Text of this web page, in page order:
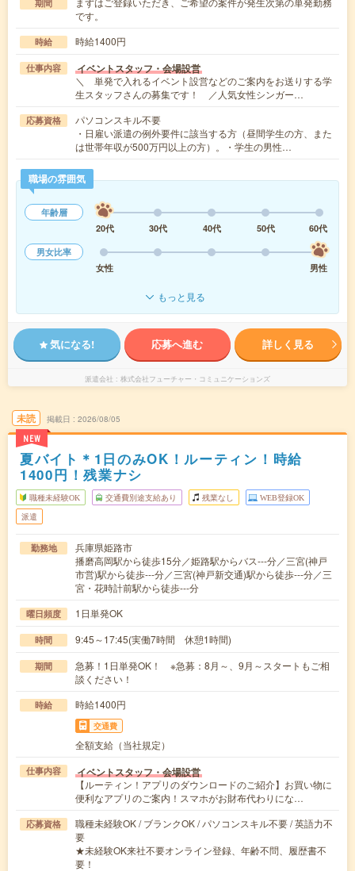
期間
です。
時給 時給1400円
仕事内容 イベントスタッフ・会場設営
＼ 単発で入れるイベント設営などのご案内をお送りする学
生スタッフさんの募集です！ ／人気女性シンガー…
応募資格
パソコンスキル不要
・日雇い派遣の例外要件に該当する方（昼間学生の方、また
は世帯年収が500万円以上の方）。・学生の男性…
職場の雰囲気
年齢層
20代
30代 40代 50代
60代
男女比率
女性
男性
もっと見る
気になる! 応募へ進む 詳しく見る
派遣会社 株式会社フューチャー・コミュニケーションズ
未読
NEW
掲載日 2026/08/05
夏バイト＊1日のみOK！ルーティン！時給
1400円！残業ナシ
職種未経験OK 交通費別途支給あり 残業なし WEB登録OK
派遣
勤務地
兵庫県姫路市
播磨高岡駅から徒歩15分／姫路駅からバス---分／三宮(神戸
市営)駅から徒歩---分／三宮(神戸新交通)駅から徒歩---分／三
宮・花時計前駅から徒歩---分
曜日頻度 1日単発OK
時間 9:45～17:45(実働7時間 休憩1時間)
期間
急募！1日単発OK！ ※急募：8月～、9月～スタートもご相
談ください！
時給 時給1400円
交通費
全額支給（当社規定）
仕事内容 イベントスタッフ・会場設営
【ルーティン！アプリのダウンロードのご紹介】お買い物に
便利なアプリのご案内！スマホがお財布代わりにな…
応募資格
職種未経験OK / ブランクOK / パソコンスキル不要 / 英語力不
要
★未経験OK来社不要オンライン登録、年齢不問、履歴書不
要！